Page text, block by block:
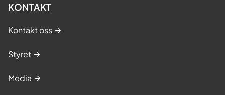
KONTAKT
Kontakt oss
Styret
Media